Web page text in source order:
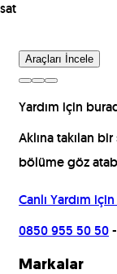
Araçları İncele
Yardım için
Aklına takılan
bölüme göz
Canlı Yardım için
0850 955 50 50
Markalar